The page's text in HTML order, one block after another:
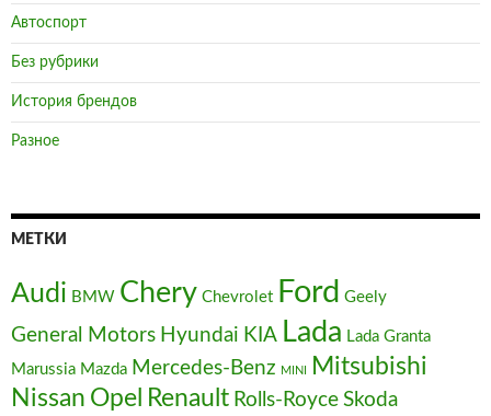
Автоспорт
Без рубрики
История брендов
Разное
МЕТКИ
Audi BMW Chery Chevrolet Ford Geely
General Motors Hyundai KIA Lada Lada Granta
Marussia Mazda Mercedes-Benz MINI
Mitsubishi
Nissan Opel Renault Rolls-Royce Skoda